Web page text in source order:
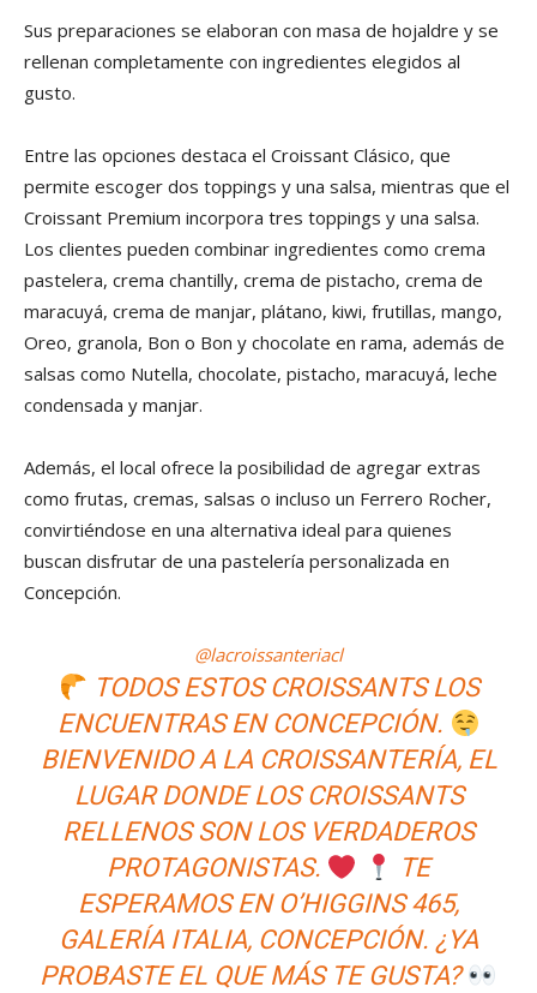
Sus preparaciones se elaboran con masa de hojaldre y se
rellenan completamente con ingredientes elegidos al
gusto.
Entre las opciones destaca el Croissant Clásico, que
permite escoger dos toppings y una salsa, mientras que el
Croissant Premium incorpora tres toppings y una salsa.
Los clientes pueden combinar ingredientes como crema
pastelera, crema chantilly, crema de pistacho, crema de
maracuyá, crema de manjar, plátano, kiwi, frutillas, mango,
Oreo, granola, Bon o Bon y chocolate en rama, además de
salsas como Nutella, chocolate, pistacho, maracuyá, leche
condensada y manjar.
Además, el local ofrece la posibilidad de agregar extras
como frutas, cremas, salsas o incluso un Ferrero Rocher,
convirtiéndose en una alternativa ideal para quienes
buscan disfrutar de una pastelería personalizada en
Concepción.
@lacroissanteriacl
TODOS ESTOS CROISSANTS LOS
ENCUENTRAS EN CONCEPCIÓN.
BIENVENIDO A LA CROISSANTERÍA, EL
LUGAR DONDE LOS CROISSANTS
RELLENOS SON LOS VERDADEROS
PROTAGONISTAS.
TE
ESPERAMOS EN O’HIGGINS 465,
GALERÍA ITALIA, CONCEPCIÓN. ¿YA
PROBASTE EL QUE MÁS TE GUSTA?